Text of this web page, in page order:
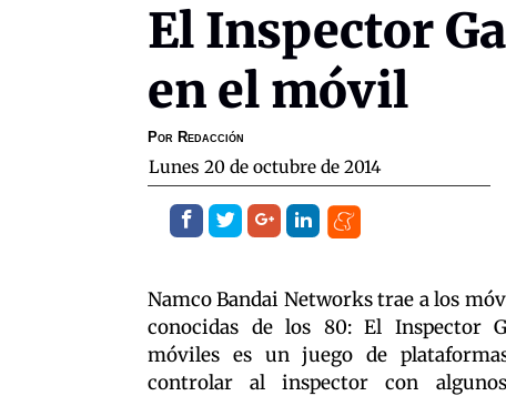
El Inspector
en el móvil
Por Redacción
lunes 20 de octubre de 2014
Namco Bandai Networks trae a los
conocidas de los 80: El Inspector
móviles es un juego de
controlar al inspector con